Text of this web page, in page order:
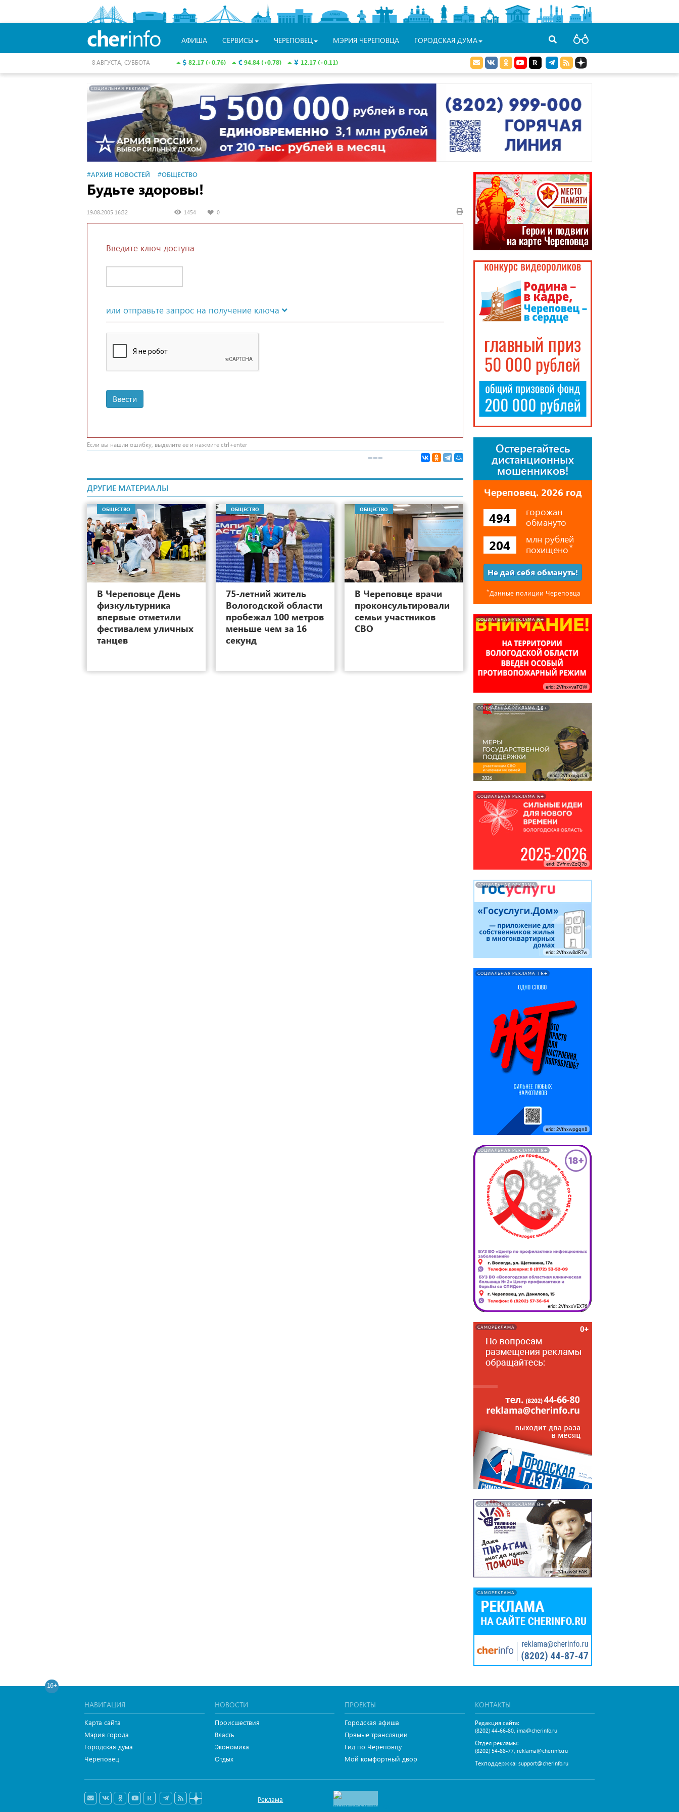
cherinfo АФИША СЕРВИСЫ ЧЕРЕПОВЕЦ МЭРИЯ ЧЕРЕПОВЦА ГОРОДСКАЯ ДУМА
82.17 (+0.76) 94.84 (+0.78) 12.17 (+0.11)
8 АВГУСТА, СУББОТА
СОЦИАЛЬНАЯ РЕКЛАМА
#АРХИВ НОВОСТЕЙ #ОБЩЕСТВО
Будьте здоровы!
19.08.2005 16:32 1454 0
Введите ключ доступа
или отправьте запрос на получение ключа
Ввести
Если вы нашли ошибку, выделите ее и нажмите ctrl+enter
ДРУГИЕ МАТЕРИАЛЫ
ОБЩЕСТВО
13
В Череповце День
физкультурника
впервые отметили
фестивалем уличных
танцев
ОБЩЕСТВО
15
75-летний житель
Вологодской области
пробежал 100 метров
меньше чем за 16
секунд
ОБЩЕСТВО
11
В Череповце врачи
проконсультировали
семьи участников
СВО
Остерегайтесь
дистанционных
мошенников!
Череповец. 2026 год
494
горожан
обмануто
204
млн рублей
похищено⃰
Не дай себя обмануть!
⃰Данные полиции Череповца
СОЦИАЛЬНАЯ РЕКЛАМА 6+
erid: 2VfnxvvaTGW
СОЦИАЛЬНАЯ РЕКЛАМА 18+
erid: 2VfnxxjqcL9
СОЦИАЛЬНАЯ РЕКЛАМА 6+
erid: 2VfnxvZzQ7b
СОЦИАЛЬНАЯ РЕКЛАМА
erid: 2Vfnxw8dR7w
СОЦИАЛЬНАЯ РЕКЛАМА 16+
erid: 2Vfnxwpgqn8
СОЦИАЛЬНАЯ РЕКЛАМА 18+
erid: 2VfnxxVEX76
САМОРЕКЛАМА
СОЦИАЛЬНАЯ РЕКЛАМА 0+
erid: 2VfnxwGLFAR
САМОРЕКЛАМА
16+
НАВИГАЦИЯ
Карта сайта
Мэрия города
Городская дума
Череповец
НОВОСТИ
Происшествия
Власть
Экономика
Отдых
ПРОЕКТЫ
Городская афиша
Прямые трансляции
Гид по Череповцу
Мой комфортный двор
КОНТАКТЫ
Редакция сайта:
(8202) 44-66-80, ima@cherinfo.ru
Отдел рекламы:
(8202) 54-88-77, reklama@cherinfo.ru
Техподдержка: support@cherinfo.ru
Реклама